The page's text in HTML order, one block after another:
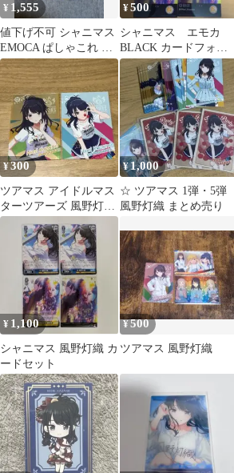
¥ 1,555
値下げ不可 シャニマス
EMOCA ぱしゃこれ 甜
花 摩美々 霧子 夏葉 冬
優子
¥500
シャニマス エモカ
BLACK カードフォリ
オ 風野灯織
¥300
ツアマス アイドルマス
ターツアーズ 風野灯織
カード 2枚セット
¥1,000
☆ ツアマス 1弾・5弾
風野灯織 まとめ売り
¥ 1,100
シャニマス 風野灯織 カ
ードセット
¥500
ツアマス 風野灯織